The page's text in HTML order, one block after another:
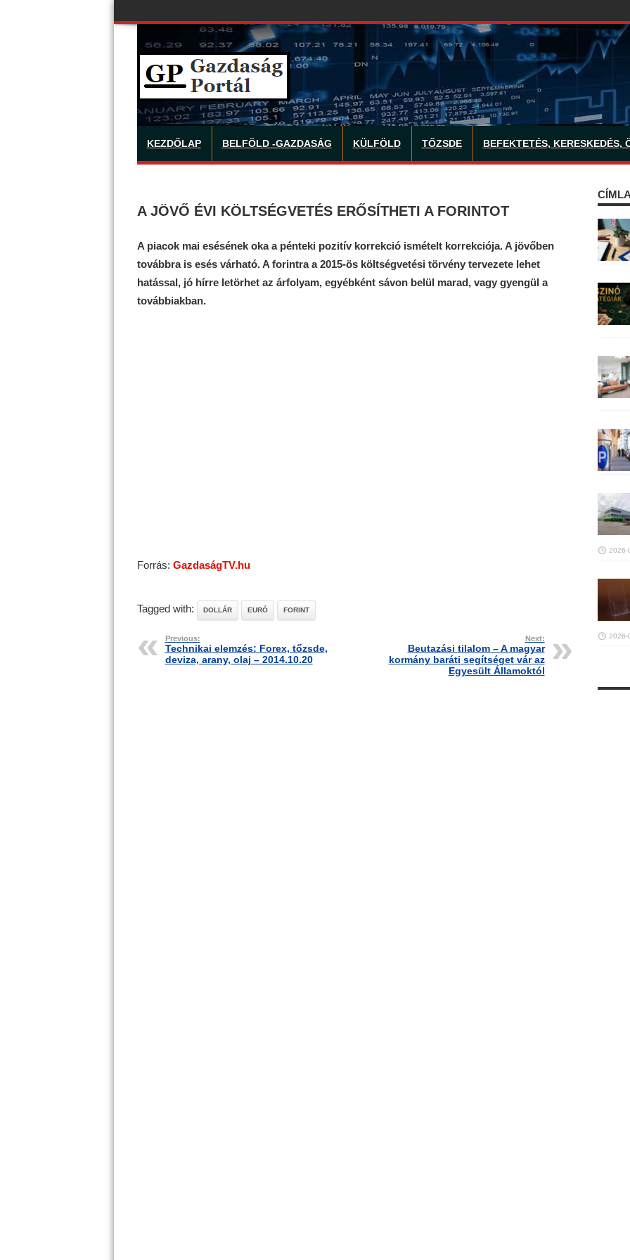
KEZDŐLAP BELFÖLD -GAZDASÁG KÜLFÖLD TŐZSDE BEFEKTETÉS, KERESKEDÉS,
A JÖVŐ ÉVI KÖLTSÉGVETÉS ERŐSÍTHETI A FORINTOT
A piacok mai esésének oka a pénteki pozitív korrekció ismételt korrekciója. A jövőben
továbbra is esés várható. A forintra a 2015-ös költségvetési törvény tervezete lehet
hatással, jó hírre letörhet az árfolyam, egyébként sávon belül marad, vagy gyengül a
továbbiakban.
Forrás: GazdaságTV.hu
Tagged with: DOLLÁR EURÓ FORINT
Previous:
Technikai elemzés: Forex, tőzsde,
deviza, arany, olaj – 2014.10.20
Next:
Beutazási tilalom – A magyar
kormány baráti segítséget vár az
Egyesült Államoktól
2026-
2026-